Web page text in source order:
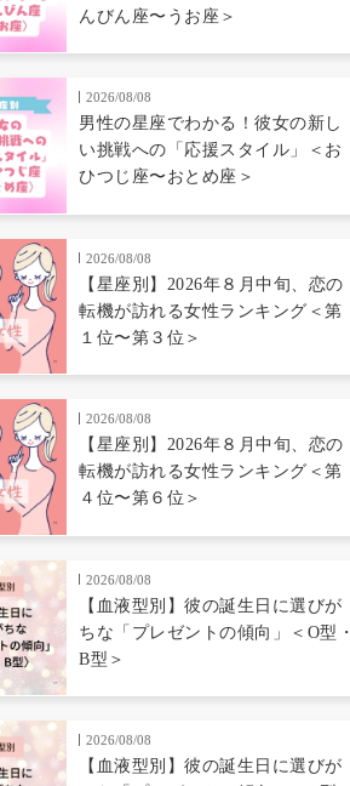
んびん座〜うお座＞
2026/08/08
男性の星座でわかる！彼女の新し
い挑戦への「応援スタイル」＜お
ひつじ座〜おとめ座＞
2026/08/08
【星座別】2026年８月中旬、恋の
転機が訪れる女性ランキング＜第
１位〜第３位＞
2026/08/08
【星座別】2026年８月中旬、恋の
転機が訪れる女性ランキング＜第
４位〜第６位＞
2026/08/08
【血液型別】彼の誕生日に選びが
ちな「プレゼントの傾向」＜O型・
B型＞
2026/08/08
【血液型別】彼の誕生日に選びが